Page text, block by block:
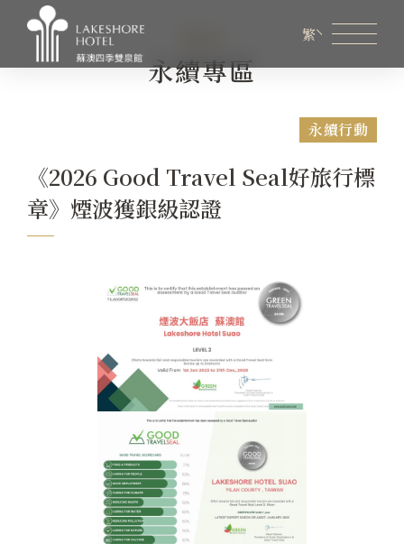
繁
永續專區
永續行動
《2026 Good Travel Seal好旅行標
章》煙波獲銀級認證
線上旅展券使用說明
客房資訊